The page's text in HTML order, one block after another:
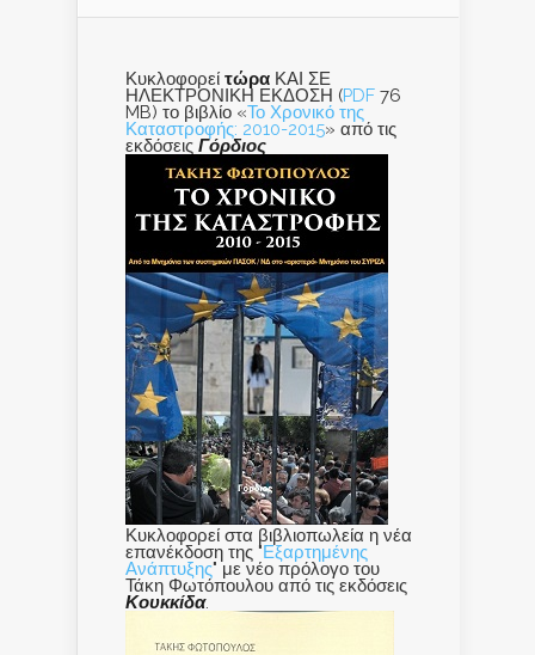
Κυκλοφορεί τώρα ΚΑΙ ΣΕ
ΗΛΕΚΤΡΟΝΙΚΗ ΕΚΔΟΣΗ (PDF 76
MB) το βιβλίο «Το Χρονικό της
Καταστροφής: 2010-2015» από τις
εκδόσεις Γόρδιος
Κυκλοφορεί στα βιβλιοπωλεία η νέα
επανέκδοση της "Εξαρτημένης
Ανάπτυξης" με νέο πρόλογο του
Τάκη Φωτόπουλου από τις εκδόσεις
Κουκκίδα.